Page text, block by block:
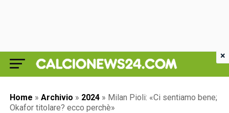
Home » Archivio » 2024 » Milan Pioli: «Ci sentiamo bene;
Okafor titolare? ecco perchè»
×